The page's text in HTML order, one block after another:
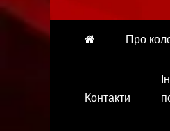
Про
Контакти